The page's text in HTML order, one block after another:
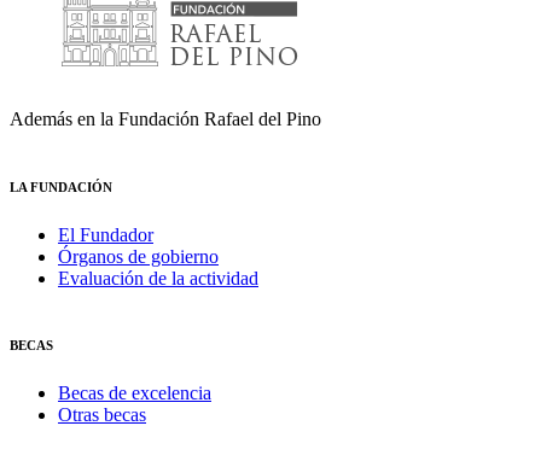
Además en la Fundación Rafael del Pino
LA FUNDACIÓN
El Fundador
Órganos de gobierno
Evaluación de la actividad
BECAS
Becas de excelencia
Otras becas